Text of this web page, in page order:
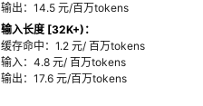
输出：14.5 元/百万tokens
输入长度 [32K+)：
缓存命中：1.2 元/ 百万tokens
输入：4.8 元/ 百万tokens
输出：17.6 元/百万tokens